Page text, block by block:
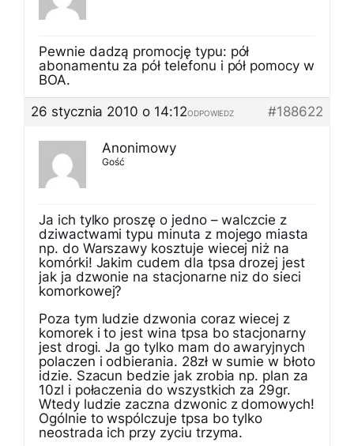
Pewnie dadzą promocję typu: pół
abonamentu za pół telefonu i pół pomocy w
BOA.
26 stycznia 2010 o 14:12
#188622
ODPOWIEDZ
Anonimowy
Gość
Ja ich tylko proszę o jedno – walczcie z
dziwactwami typu minuta z mojego miasta
np. do Warszawy kosztuje wiecej niż na
komórki! Jakim cudem dla tpsa drozej jest
jak ja dzwonie na stacjonarne niz do sieci
komorkowej?
Poza tym ludzie dzwonia coraz wiecej z
komorek i to jest wina tpsa bo stacjonarny
jest drogi. Ja go tylko mam do awaryjnych
polaczen i odbierania. 28zł w sumie w błoto
idzie. Szacun bedzie jak zrobia np. plan za
10zl i połaczenia do wszystkich za 29gr.
Wtedy ludzie zaczna dzwonic z domowych!
Ogólnie to wspólczuje tpsa bo tylko
neostrada ich przy zyciu trzyma.